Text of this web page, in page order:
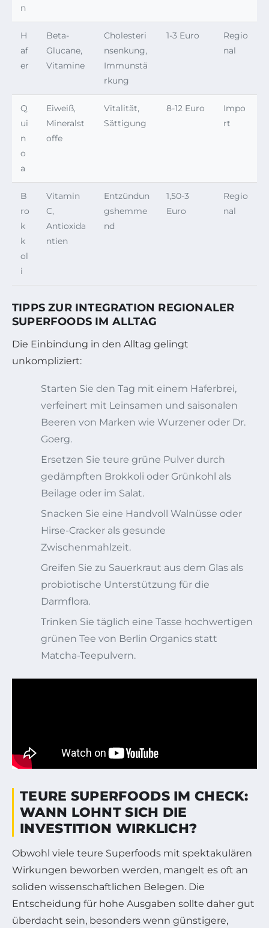
n
H
af
er
Beta-
Glucane,
Vitamine
Cholesteri
nsenkung,
Immunstä
rkung
1-3 Euro
Regio
nal
Q
ui
n
o
a
Eiweiß,
Mineralst
offe
Vitalität,
Sättigung
8-12 Euro
Impo
rt
B
ro
k
k
ol
i
Vitamin
C,
Antioxida
ntien
Entzündun
gshemme
nd
1,50-3
Euro
Regio
nal
TIPPS ZUR INTEGRATION REGIONALER
SUPERFOODS IM ALLTAG
Die Einbindung in den Alltag gelingt
unkompliziert:
Starten Sie den Tag mit einem Haferbrei,
verfeinert mit Leinsamen und saisonalen
Beeren von Marken wie Wurzener oder Dr.
Goerg.
Ersetzen Sie teure grüne Pulver durch
gedämpften Brokkoli oder Grünkohl als
Beilage oder im Salat.
Snacken Sie eine Handvoll Walnüsse oder
Hirse-Cracker als gesunde
Zwischenmahlzeit.
Greifen Sie zu Sauerkraut aus dem Glas als
probiotische Unterstützung für die
Darmflora.
Trinken Sie täglich eine Tasse hochwertigen
grünen Tee von Berlin Organics statt
Matcha-Teepulvern.
TEURE SUPERFOODS IM CHECK:
WANN LOHNT SICH DIE
INVESTITION WIRKLICH?
Obwohl viele teure Superfoods mit spektakulären
Wirkungen beworben werden, mangelt es oft an
soliden wissenschaftlichen Belegen. Die
Entscheidung für hohe Ausgaben sollte daher gut
überdacht sein, besonders wenn günstigere,